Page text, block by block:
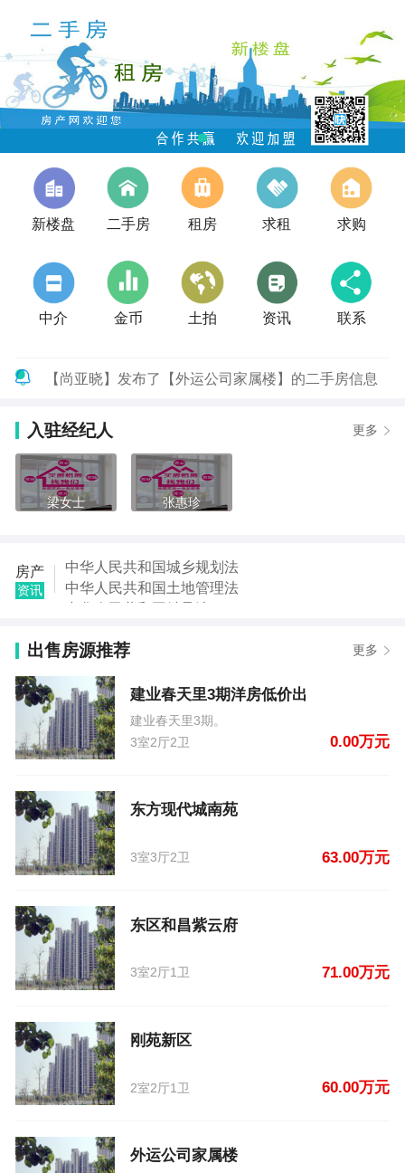
新楼盘 二手房 租房 求租 求购
中介 金币 土拍 资讯 联系
【尚亚晓】发布了【外运公司家属楼】的二手房信息
【李巧芹】发布了【华玺广场】的租房信息
【王卫国】发布了【新华小区车库】的租房信息
【王卫国】发布了【新华小区车库】的租房信息
【张女士】发布了【广电综合楼院】的租房信息
【吴艳艳】发布了【建业春天里3期洋房低价出】的二
【李帅】发布了【东区和昌紫云府】的二手房信息
【王晓丽】发布了【刚苑新区】的二手房信息
入驻经纪人 更多
梁女士 张惠珍
房产
资讯
中华人民共和国城乡规划法
中华人民共和国土地管理法
中华人民共和国城市房地产管理法
中华人民共和国城市维护建设税法
中华人民共和国国家赔偿法
出售房源推荐 更多
建业春天里3期洋房低价出
建业春天里3期。
3室2厅2卫
0.00万元
东方现代城南苑
3室3厅2卫 63.00万元
东区和昌紫云府
3室2厅1卫 71.00万元
刚苑新区
2室2厅1卫 60.00万元
外运公司家属楼